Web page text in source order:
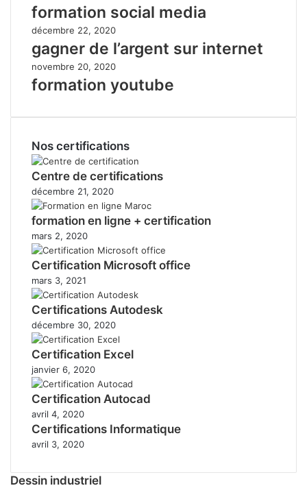
formation social media
décembre 22, 2020
gagner de l’argent sur internet
novembre 20, 2020
formation youtube
Nos certifications
Centre de certifications
décembre 21, 2020
formation en ligne + certification
mars 2, 2020
Certification Microsoft office
mars 3, 2021
Certifications Autodesk
décembre 30, 2020
Certification Excel
janvier 6, 2020
Certification Autocad
avril 4, 2020
Certifications Informatique
avril 3, 2020
Dessin industriel